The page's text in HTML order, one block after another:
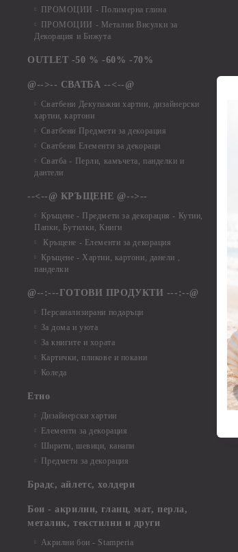
ПРОМОЦИИ - Полимерна глина
ПРОМОЦИИ - Метални Висулки за
Декорация и Бижута
OUTLET -50 % -60% -70%
@-->-- СВАТБА --<--@
Сватбени Декупажни хартии, дизайнерски
хартии, картони
Сватбени Предмети за декорация
Сватбени Елементи за декораци
Сватба - Перли, камъчета, панделки и
дантели
--<--@ КРЪЩЕНЕ @-->--
Кръщене - Предмети за декорация - Кутии,
Папки, Бутилки, Книги
Кръщене - Елементи за декорация
Кръщене - Хартии, картони, данели ,
панделки
@--:---ГОТОВИ ПРОДУКТИ ---:--@
Персанализирани подаръци
За дома и уюта
За книгите и хората
Картички, пликове и покани
Коледа
Етно
Дизайнерски хартии
Елементи за декорация
Ширити, шевици, канапи
Предмети за декорация
Брадс, айлетс, холдери
Бои - акрилни, гланц, мат, перла,
металик, текстилни и други
Акрилни бои - Stamperia